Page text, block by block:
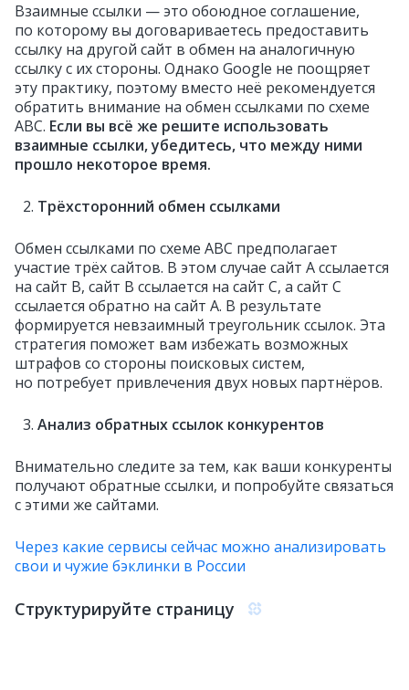
Взаимные ссылки — это обоюдное соглашение,
по которому вы договариваетесь предоставить
ссылку на другой сайт в обмен на аналогичную
ссылку с их стороны. Однако Google не поощряет
эту практику, поэтому вместо неё рекомендуется
обратить внимание на обмен ссылками по схеме
ABC. Если вы всё же решите использовать
взаимные ссылки, убедитесь, что между ними
прошло некоторое время.
Трёхсторонний обмен ссылками
Обмен ссылками по схеме ABC предполагает
участие трёх сайтов. В этом случае сайт A ссылается
на сайт B, сайт B ссылается на сайт C, а сайт C
ссылается обратно на сайт A. В результате
формируется невзаимный треугольник ссылок. Эта
стратегия поможет вам избежать возможных
штрафов со стороны поисковых систем,
но потребует привлечения двух новых партнёров.
Анализ обратных ссылок конкурентов
Внимательно следите за тем, как ваши конкуренты
получают обратные ссылки, и попробуйте связаться
с этими же сайтами.
Через какие сервисы сейчас можно анализировать
свои и чужие бэклинки в России
Структурируйте страницу